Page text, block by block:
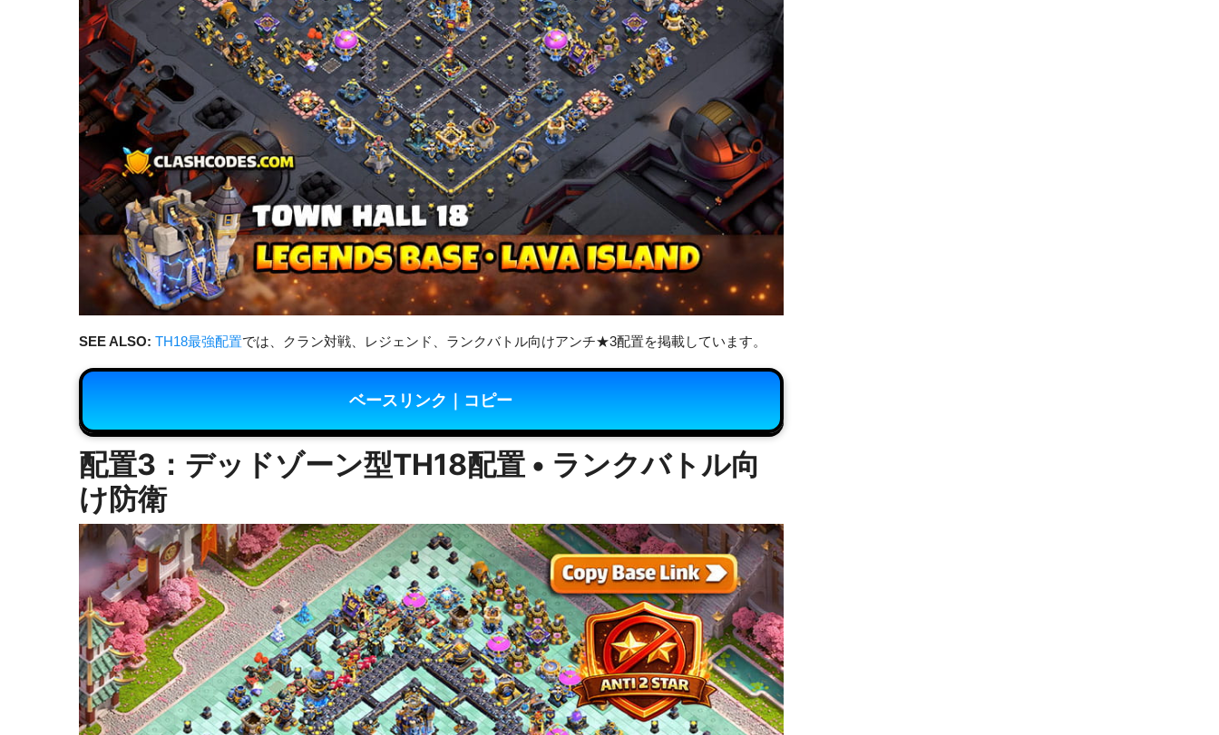
SEE ALSO: TH18最強配置では、クラン対戦、レジェンド、ランクバトル向けアンチ★3配置を掲載しています。
ベースリンク｜コピー
配置3：デッドゾーン型TH18配置 • ランクバトル向
け防衛